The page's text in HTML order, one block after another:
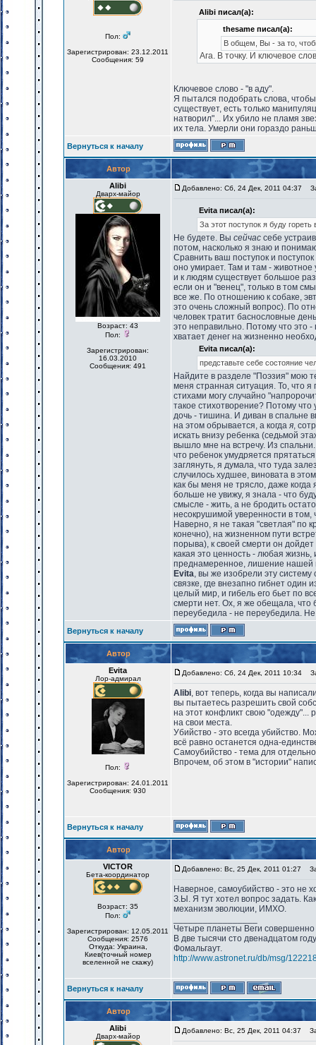
Пол:
Зарегистрирован: 23.12.2011
Сообщения: 59
Alibi писал(а):
thesame писал(а):
В общем, Вы - за то,
Ага. В точку. И ключевое
Ключевое слово - "в аду".
Я пытался подобрать слова,
существует, есть только
натворил"... Их убило не пламя
их тела. Умерли они гораздо
Вернуться к началу
Автор
Alibi
Дварх-майор
Возраст: 43
Пол:
Зарегистрирован:
16.03.2010
Сообщения: 491
Добавлено: Сб, 24 Дек, 2011 04:37
Evita писал(а):
За этот поступок я буду гореть
Не будете. Вы сейчас себе
потом, насколько я знаю и
Сравнить ваш поступок и
оно умирает. Там и там -
и к людям существует большое
если он и "венец", только в том
все же. По отношению к собаке,
это очень сложный вопрос). По
человек тратит баснословные
это неправильно. Потому что это
хватает денег на жизненно
Evita писал(а):
представьте себе состояние
Найдите в разделе "Поэзия" мою
меня странная ситуация. То, что
стихами могу случайно
такое стихотворение? Потому
дочь - тишина. И диван в спальне
на этом обрывается, а когда я,
искать внизу ребенка (седьмой
вышло мне на встречу. Из
что ребенок умудряется
заглянуть, я думала, что туда
случилось худшее, виновата в
как бы меня не трясло, даже когда
больше не увижу, я знала - что
смысле - жить, а не бродить
несокрушимой уверенности в том,
Наверно, я не такая "светлая" по
конечно), на жизненном пути
порыва), к своей смерти он
какая это ценность - любая
преднамеренное, лишение нашей
Evita, вы же изобрели эту
связке, где внезапно гибнет один
целый мир, и гибель его бьет по
смерти нет. Ох, я же обещала, что
переубедила - не переубедила.
Вернуться к началу
Автор
Evita
Лор-адмирал
Пол:
Зарегистрирован: 24.01.2011
Сообщения: 930
Добавлено: Сб, 24 Дек, 2011 10:34
Alibi, вот теперь, когда вы
вы пытаетесь разрешить свой
на этот конфликт свою "одежду"...
на свои места.
Убийство - это всегда убийство.
всё равно останется одна-
Самоубийство - тема для
Впрочем, об этом в "истории"
Вернуться к началу
Автор
VICTOR
Бета-координатор
Возраст: 35
Пол:
Зарегистрирован: 12.05.2011
Сообщения: 2576
Откуда: Украина,
Киев(точный номер
вселенной не скажу)
Добавлено: Вс, 25 Дек, 2011 01:27
Наверное, самоубийство - это не
З.Ы. Я тут хотел вопрос задать.
механизм эволюции, ИМХО.
Четыре планеты Веги
В две тысячи сто двенадцатом
Фомальгаут.
http://www.astronet.ru/db/msg/
Вернуться к началу
Автор
Alibi
Дварх-майор
Добавлено: Вс, 25 Дек, 2011 04:37